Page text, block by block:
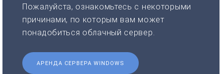
Пожалуйста, ознакомьтесь с некоторыми
причинами, по которым вам может
понадобиться облачный сервер.
АРЕНДА СЕРВЕРА WINDOWS